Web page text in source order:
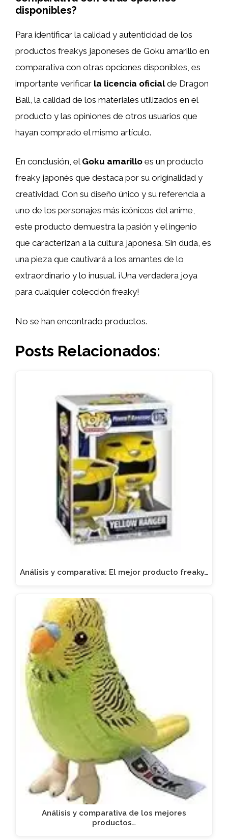
disponibles?
Para identificar la calidad y autenticidad de los
productos freakys japoneses de Goku amarillo en
comparativa con otras opciones disponibles, es
importante verificar la licencia oficialde Dragon
Ball, la calidad de los materiales utilizados en el
producto y las opiniones de otros usuarios que
hayan comprado el mismo artículo.
En conclusión, el Goku amarillo es un producto
freaky japonés que destaca por su originalidad y
creatividad. Con su diseño único y su referencia a
uno de los personajes más icónicos del anime,
este producto demuestra la pasión y el ingenio
que caracterizan a la cultura japonesa. Sin duda, es
una pieza que cautivará a los amantes de lo
extraordinario y lo inusual. ¡Una verdadera joya
para cualquier colección freaky!
No se han encontrado productos.
Posts Relacionados:
Análisis y comparativa: El mejor producto freaky…
Análisis y comparativa de los mejores
productos…